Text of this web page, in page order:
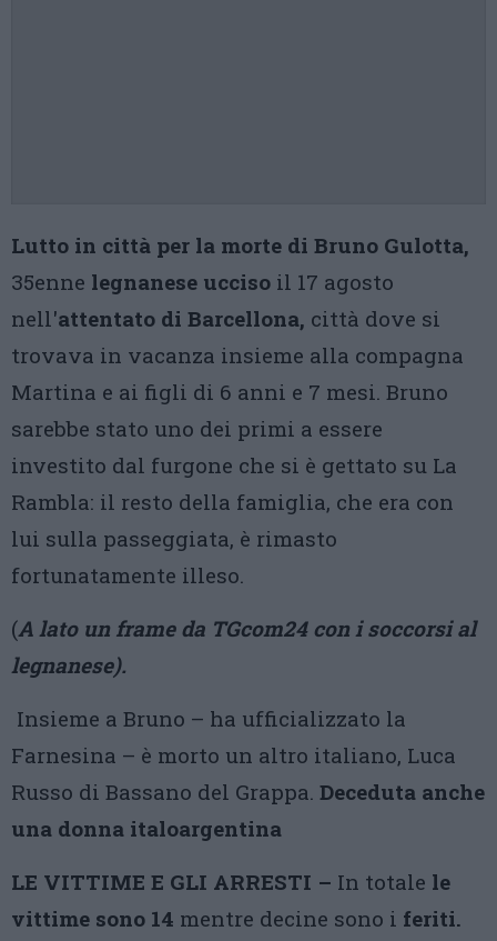
Lutto in città per la morte di Bruno Gulotta,
35enne legnanese ucciso il 17 agosto
nell'attentato di Barcellona, città dove si
trovava in vacanza insieme alla compagna
Martina e ai figli di 6 anni e 7 mesi. Bruno
sarebbe stato uno dei primi a essere
investito dal furgone che si è gettato su La
Rambla: il resto della famiglia, che era con
lui sulla passeggiata, è rimasto
fortunatamente illeso.
(A lato un frame da TGcom24 con i soccorsi al
legnanese).
Insieme a Bruno – ha ufficializzato la
Farnesina – è morto un altro italiano, Luca
Russo di Bassano del Grappa. Deceduta anche
una donna italoargentina
LE VITTIME E GLI ARRESTI – In totale le
vittime sono 14 mentre decine sono i feriti.